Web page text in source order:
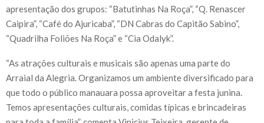
apresentação dos grupos: “Batutinhas Na Roça”, “Q. Renascer
Caipira”, “Café do Ajuricaba”, “DN Cabras do Capitão Sabino”,
“Quadrilha Foliões Na Roça” e “Cia Odalyk”.
“As atrações culturais e musicais são apenas uma parte do
Arraial da Alegria. Organizamos um ambiente diversificado para
que todo o público manauara possa aproveitar a festa junina.
Temos apresentações culturais, comidas típicas e brincadeiras